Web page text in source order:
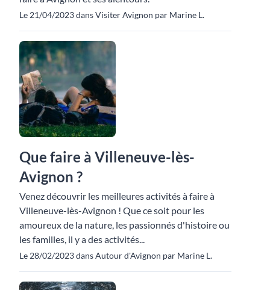
Le 21/04/2023 dans Visiter Avignon par Marine L.
Que faire à Villeneuve-lès-
Avignon ?
Venez découvrir les meilleures activités à faire à
Villeneuve-lès-Avignon ! Que ce soit pour les
amoureux de la nature, les passionnés d'histoire ou
les familles, il y a des activités...
Le 28/02/2023 dans Autour d'Avignon par Marine L.